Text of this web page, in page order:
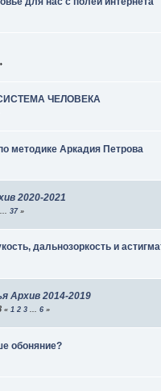
ЧЕЛОВЕКА
методике Аркадия Петрова
2020-2021
... 37»
дальнозоркость и
Архив 2014-2019
« 1 2 3 ... 6»
обоняние?